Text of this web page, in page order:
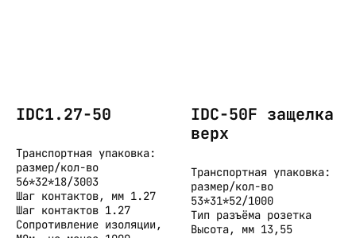
IDC1.27-50
Транспортная упаковка:
размер/кол-во
56*32*18/3003
Шаг контактов, мм 1.27
Шаг контактов 1.27
Сопротивление изоляции,
IDC-50F защелка
верх
Транспортная упаковка:
размер/кол-во
53*31*52/1000
Тип разъёма розетка
Высота, мм 13,55